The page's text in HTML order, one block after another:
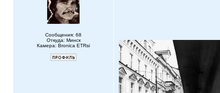
Сообщения: 68
Откуда: Минск
Камера: Bronica ETRsi